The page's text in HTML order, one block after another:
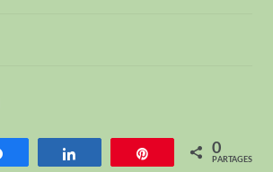
Épingle 0
PARTAGES